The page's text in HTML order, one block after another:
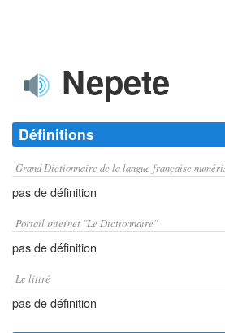
Nepete
Définitions
Grand Dictionnaire de la langue française
pas de définition
Portail internet "Le Dictionnaire"
pas de définition
Le littré
pas de définition